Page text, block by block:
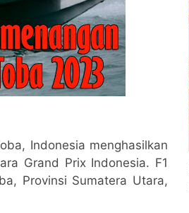
Indonesia menghasilkan
Grand Prix Indonesia. F1
Provinsi Sumatera Utara,